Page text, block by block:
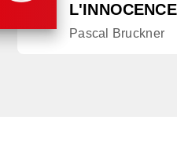
L'INNOCENCE
Pascal Bruckner